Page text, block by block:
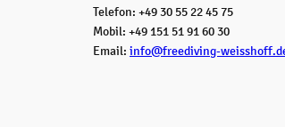
Telefon: +49 30 55 22 45 75
Mobil: +49 151 51 91 60 30
Email: info@freediving-